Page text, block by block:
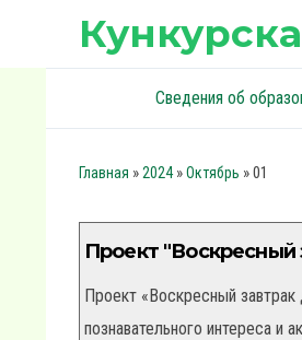
Сведения об
Главная »2024 »Октябрь »01
Проект "Воскресный
Проект «Воскресный
познавательного интереса и